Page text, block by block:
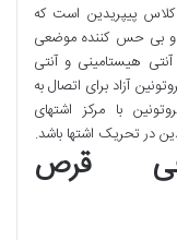
پیپریدین است که
و بی حس کننده موضعی
هیستامینی و آنتی
آزاد برای اتصال به
با مرکز اشتهای
در تحریک اشتها باشد.
قرص